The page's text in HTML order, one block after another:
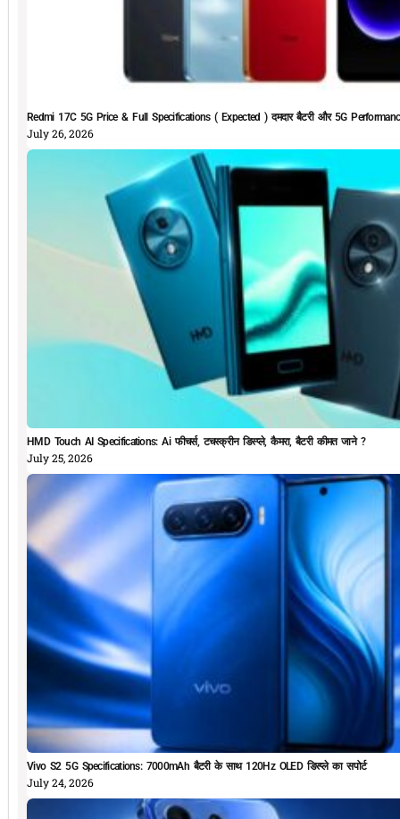
Redmi 17C 5G Price & Full Specifications ( Expected ) दमदार बैटरी और 5G
July 26, 2026
HMD Touch AI Specifications: Ai फीचर्स, टचस्क्रीन डिस्प्ले, कैमरा, बैटरी कीमत जाने ?
July 25, 2026
Vivo S2 5G Specifications: 7000mAh बैटरी के साथ 120Hz OLED डिस्प्ले का सपोर्ट
July 24, 2026